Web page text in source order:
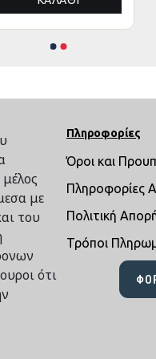
με
του
ότι
Πληροφορίες
Όροι και
Πληροφορίες
Πολιτική
Τρόποι